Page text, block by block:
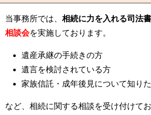
当事務所では、 相続に力を入れる司法
相談会を実施しております。
遺産承継の手続きの方
遺言を検討されている方
家族信託・成年後見について知り
など、相続に関する相談を受け付けてお